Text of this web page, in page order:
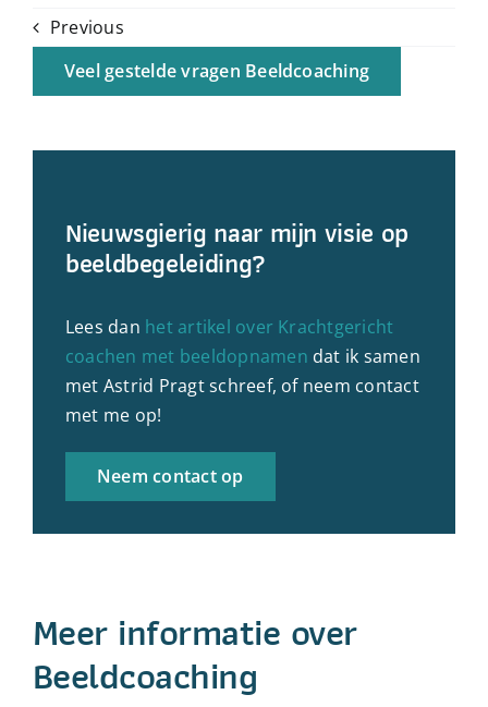
Previous
Veel gestelde vragen Beeldcoaching
Nieuwsgierig naar mijn visie op
beeldbegeleiding?
Lees dan het artikel over Krachtgericht
coachen met beeldopnamen dat ik samen
met Astrid Pragt schreef, of neem contact
met me op!
Neem contact op
Meer informatie over
Beeldcoaching